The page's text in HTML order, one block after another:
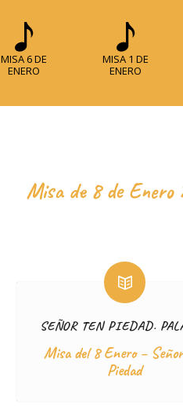
MISA 6 DE
ENERO
MISA 1 DE
ENERO
Misa de 8 de Enero
SEÑOR TEN PIEDAD.
Misa del 8 Enero –
Piedad